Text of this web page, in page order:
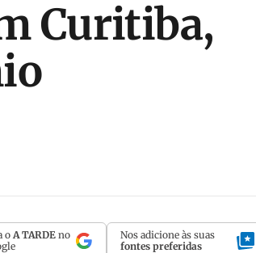
Curitiba,
oA TARDE no
Nos adicione às suas
fontes preferidas